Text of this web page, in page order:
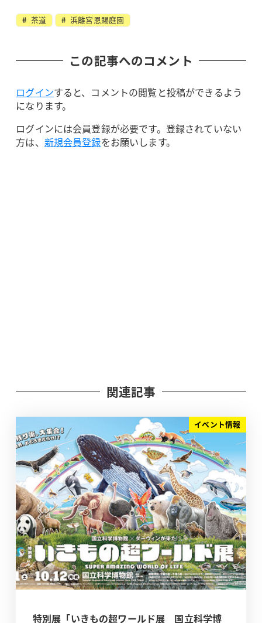
茶道 浜離宮恩賜庭園
この記事へのコメント
ログインすると、コメントの閲覧と投稿ができるよう
になります。
ログインには会員登録が必要です。登録されていない
方は、 新規会員登録をお願いします。
関連記事
イベント情報
特別展「いきもの超ワールド展 国立科学博